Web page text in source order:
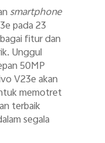
smartphone
pada 23
fitur dan
Unggul
50MP
V23e akan
memotret
terbaik
segala